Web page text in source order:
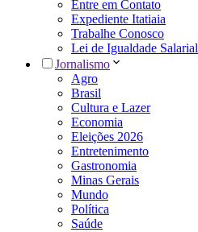
Entre em Contato
Expediente Itatiaia
Trabalhe Conosco
Lei de Igualdade Salarial
Jornalismo
Agro
Brasil
Cultura e Lazer
Economia
Eleições 2026
Entretenimento
Gastronomia
Minas Gerais
Mundo
Política
Saúde